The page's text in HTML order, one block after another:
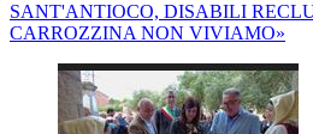
SANT'ANTIOCO, DISABILI
CARROZZINA NON VIVIAMO»